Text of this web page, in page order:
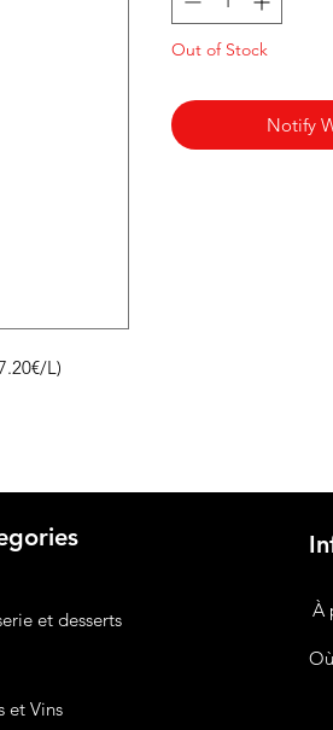
L)
Out of Stock
Notify
et desserts
et Vins
À